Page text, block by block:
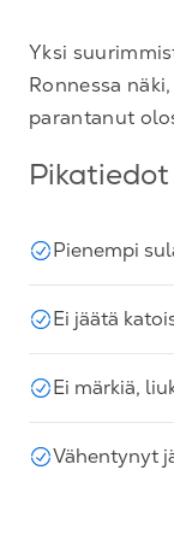
Yksi
Ronnessa
parantanut
Pikatiedot
Pienempi
Ei jäätä
Ei märkiä,
Vähentynyt